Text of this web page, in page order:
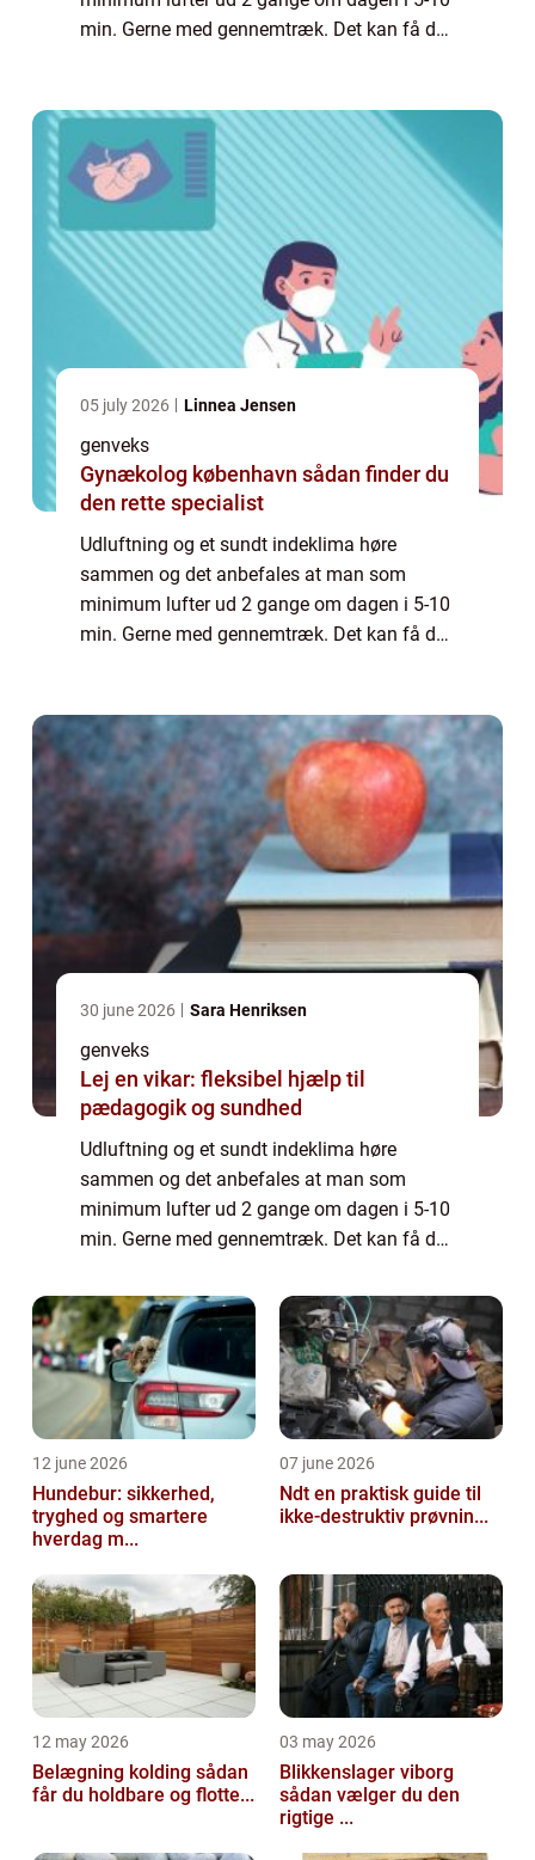
min. Gerne med gennemtræk. Det kan få de
05 july 2026 Linnea Jensen
genveks
Gynækolog københavn sådan finder du
den rette specialist
Udluftning og et sundt indeklima høre
sammen og det anbefales at man som
minimum lufter ud 2 gange om dagen i 5-10
min. Gerne med gennemtræk. Det kan få de
30 june 2026 Sara Henriksen
genveks
Lej en vikar: fleksibel hjælp til
pædagogik og sundhed
Udluftning og et sundt indeklima høre
sammen og det anbefales at man som
minimum lufter ud 2 gange om dagen i 5-10
min. Gerne med gennemtræk. Det kan få de
vinte...
12 june 2026
Hundebur: sikkerhed,
tryghed og smartere
hverdag m...
07 june 2026
Ndt en praktisk guide til
ikke-destruktiv prøvnin...
12 may 2026
Belægning kolding sådan
får du holdbare og flotte...
03 may 2026
Blikkenslager viborg
sådan vælger du den
rigtige ...